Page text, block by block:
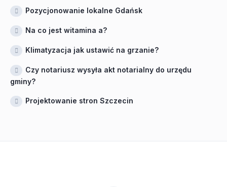
Pozycjonowanie lokalne Gdańsk
Na co jest witamina a?
Klimatyzacja jak ustawić na grzanie?
Czy notariusz wysyła akt notarialny do urzędu
gminy?
Projektowanie stron Szczecin